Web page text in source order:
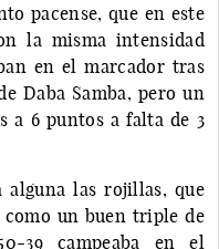
pacense, que en este
la misma intensidad
en el marcador tras
Daba Samba, pero un
a 6 puntos a falta de 3
alguna las rojillas, que
como un buen triple de
39 campeaba en el